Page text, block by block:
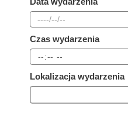
Czas wydarzenia
Lokalizacja wydarzenia